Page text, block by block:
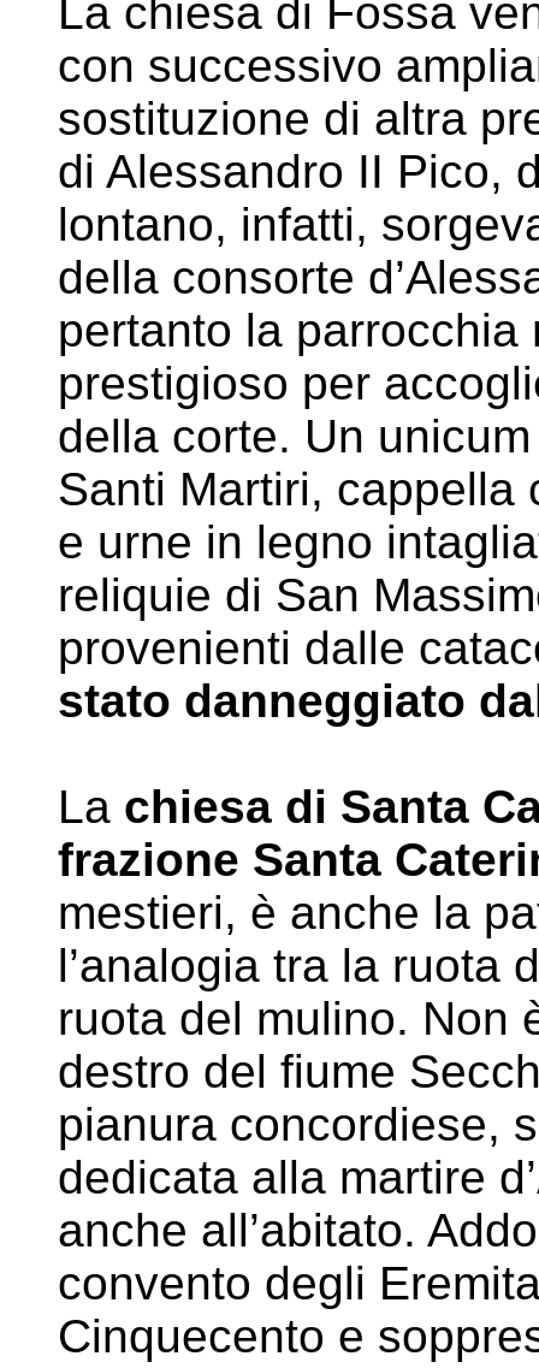
La chiesa di Fossa
con successivo
sostituzione di altra
di Alessandro II Pico,
lontano, infatti,
della consorte
pertanto la
prestigioso per
della corte. Un
Santi Martiri, cappella
e urne in legno
reliquie di San
provenienti dalle
stato danneggiato
La chiesa di Santa
frazione Santa
mestieri, è anche la
l’analogia tra la ruota
ruota del mulino. Non
destro del fiume
pianura concordiese,
dedicata alla martire
anche all’abitato.
convento degli
Cinquecento e